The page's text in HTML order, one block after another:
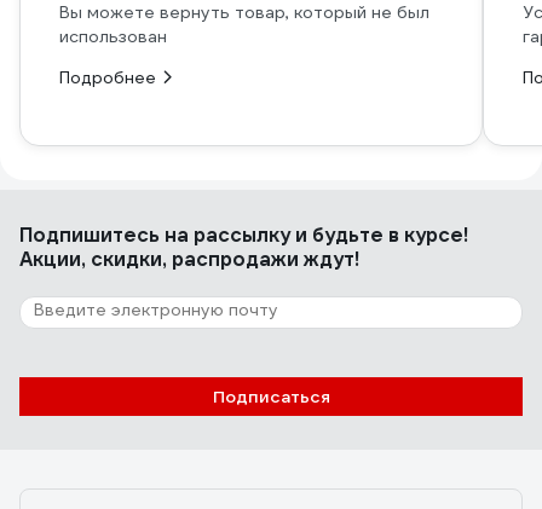
Вы можете вернуть товар, который не был
использован
Подробнее
Подпишитесь на рассылкуи будьте в курсе!
Акции, скидки, распродажи ждут!
Подписаться